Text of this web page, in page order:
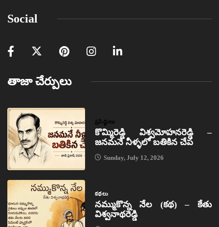
Social
తాజా చేర్పులు
ప్రసిద్ధులు
కొమ్మిరెడ్డి విశ్వమోహనరెడ్డి –
జనమనే నీళ్ళలో బతికిన చేప
Sunday, July 12, 2026
కథలు
నమ్ముకొన్న నేల (కథ) – కేతు
విశ్వనాథరెడ్డి